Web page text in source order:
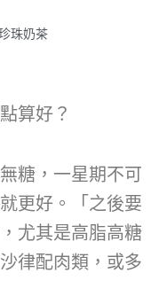
珠奶茶
算好？
糖，一星期不可
更好。「之後要
尤其是高脂高糖
律配肉類，或多